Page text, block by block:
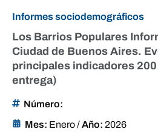
Informes sociodemográficos
Los Barrios Populares
Ciudad de Buenos Aires.
principales indicadores
entrega)
Número:
Mes: Enero/Año: 2026